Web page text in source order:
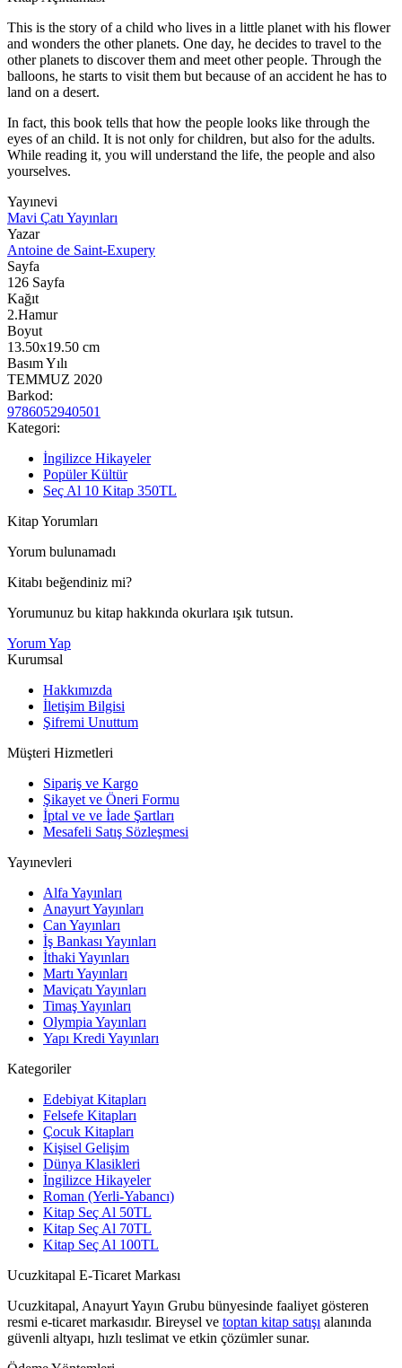
This is the story of a child who lives in a little planet with his flower
and wonders the other planets. One day, he decides to travel to the
other planets to discover them and meet other people. Through the
balloons, he starts to visit them but because of an accident he has to
land on a desert.
In fact, this book tells that how the people looks like through the
eyes of an child. It is not only for children, but also for the adults.
While reading it, you will understand the life, the people and also
yourselves.
Yayınevi
Mavi Çatı Yayınları
Yazar
Antoine de Saint-Exupery
Sayfa
126 Sayfa
Kağıt
2.Hamur
Boyut
13.50x19.50 cm
Basım Yılı
TEMMUZ 2020
Barkod:
9786052940501
Kategori:
İngilizce Hikayeler
Popüler Kültür
Seç Al 10 Kitap 350TL
Kitap Yorumları
Yorum bulunamadı
Kitabı beğendiniz mi?
Yorumunuz bu kitap hakkında okurlara ışık tutsun.
Yorum Yap
Kurumsal
Hakkımızda
İletişim Bilgisi
Şifremi Unuttum
Müşteri Hizmetleri
Sipariş ve Kargo
Şikayet ve Öneri Formu
İptal ve ve İade Şartları
Mesafeli Satış Sözleşmesi
Yayınevleri
Alfa Yayınları
Anayurt Yayınları
Can Yayınları
İş Bankası Yayınları
İthaki Yayınları
Martı Yayınları
Maviçatı Yayınları
Timaş Yayınları
Olympia Yayınları
Yapı Kredi Yayınları
Kategoriler
Edebiyat Kitapları
Felsefe Kitapları
Çocuk Kitapları
Kişisel Gelişim
Dünya Klasikleri
İngilizce Hikayeler
Roman (Yerli-Yabancı)
Kitap Seç Al 50TL
Kitap Seç Al 70TL
Kitap Seç Al 100TL
Ucuzkitapal E-Ticaret Markası
Ucuzkitapal, Anayurt Yayın Grubu bünyesinde faaliyet gösteren
resmi e-ticaret markasıdır. Bireysel ve toptan kitap satışı alanında
güvenli altyapı, hızlı teslimat ve etkin çözümler sunar.